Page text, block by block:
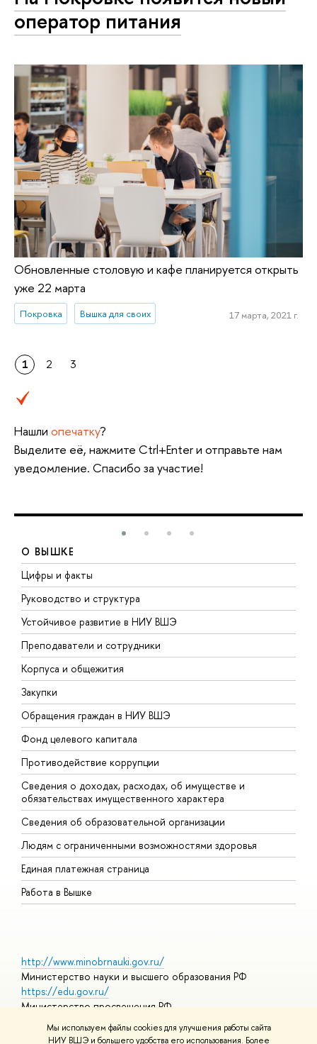
Мы используем файлы cookies для улучшения работы сайта
НИУ ВШЭ и большего удобства его использования. Более
оператор питания
Обновленные столовую и кафе планируется открыть
уже 22 марта
Покровка Вышка для своих 17 марта, 2021 г.
1 2 3
Нашли опечатку?
Выделите её, нажмите Ctrl+Enter и отправьте нам
уведомление. Спасибо за участие!
О ВЫШКЕ
Цифры и факты
Руководство и структура
Устойчивое развитие в НИУ ВШЭ
Преподаватели и сотрудники
Корпуса и общежития
Закупки
Обращения граждан в НИУ ВШЭ
Фонд целевого капитала
Противодействие коррупции
Сведения о доходах, расходах, об имуществе и
обязательствах имущественного характера
Сведения об образовательной организации
Людям с ограниченными возможностями здоровья
Единая платежная страница
Работа в Вышке
http://www.minobrnauki.gov.ru/
Министерство науки и высшего образования РФ
https://edu.gov.ru/
Министерство просвещения РФ
https://elearning.hse.ru/mooc
Массовые открытые онлайн-курсы